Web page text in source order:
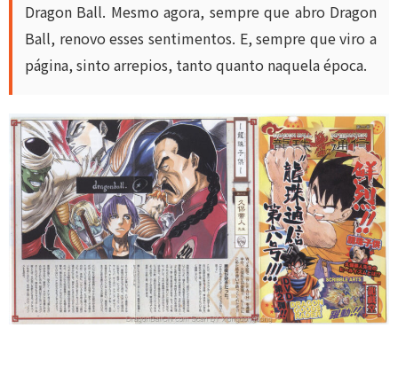
Dragon Ball. Mesmo agora, sempre que abro Dragon
Ball, renovo esses sentimentos. E, sempre que viro a
página, sinto arrepios, tanto quanto naquela época.